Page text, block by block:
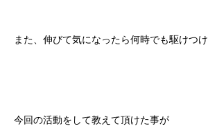
また、伸びて気になったら何時でも駆けつ
今回の活動をして教えて頂けた事が